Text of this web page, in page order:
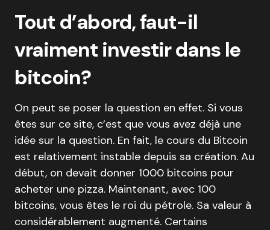
Tout d’abord, faut-il
vraiment investir dans le
bitcoin?
On peut se poser la question en effet. Si vous
êtes sur ce site, c’est que vous avez déjà une
idée sur la question. En fait, le cours du Bitcoin
est relativement instable depuis sa création. Au
début, on devait donner 1000 bitcoins pour
acheter une pizza. Maintenant, avec 100
bitcoins, vous êtes le roi du pétrole. Sa valeur à
considérablement augmenté. Certains